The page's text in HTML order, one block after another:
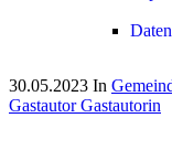
30.05.2023 In
Gastautor Gastautorin